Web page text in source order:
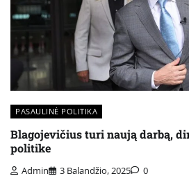
PASAULINĖ POLITIKA
Blagojevičius turi naują darbą,
politike
Admin 3 Balandžio, 2025 0